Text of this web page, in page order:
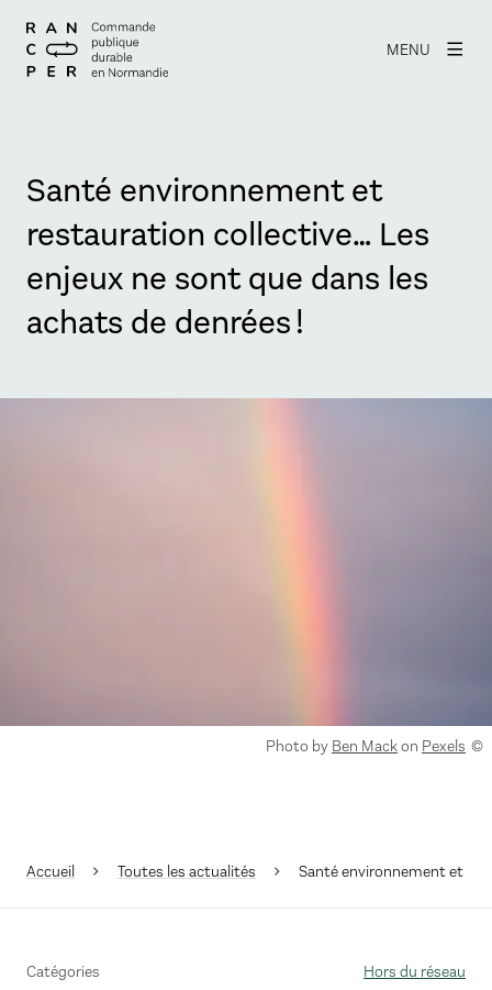
MENU
Santé environnement et
restauration collective… Les
enjeux ne sont que dans les
achats de denrées !
Droits réservés :
Photo by Ben Mackon Pexels
Accueil Toutes les actualités Santé environnement et
Catégories Hors du réseau